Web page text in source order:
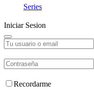
Series
Iniciar Sesion
Recordarme